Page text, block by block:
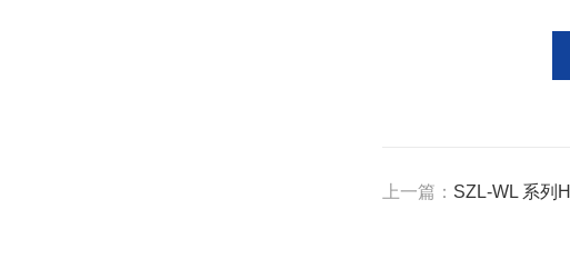
上一篇： SZL-WL 系列